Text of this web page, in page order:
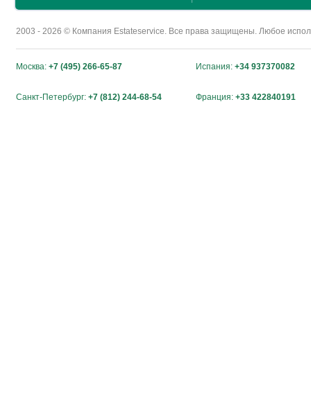
2003 - 2026 © Компания Estateservice. Все права защищены. Любое
Москва: +7 (495) 266-65-87 Испания: +34 937370082
Санкт-Петербург: +7 (812) 244-68-54 Франция: +33 422840191